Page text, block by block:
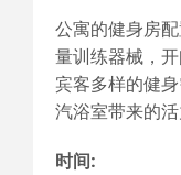
公寓的健身房
量训练器械，
宾客多样的健
汽浴室带来的
时间: